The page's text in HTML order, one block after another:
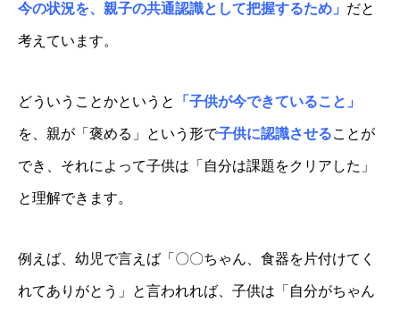
今の状況を、親子の共通認識として把握するため」 だと
考えています。
どういうことかというと 「子供が今できていること」
を、親が「褒める」という形で子供に認識させることが
でき、それによって子供は「自分は課題をクリアした」
と理解できます。
例えば、幼児で言えば「〇〇ちゃん、食器を片付けてく
れてありがとう」と言われれば、子供は「自分がちゃん